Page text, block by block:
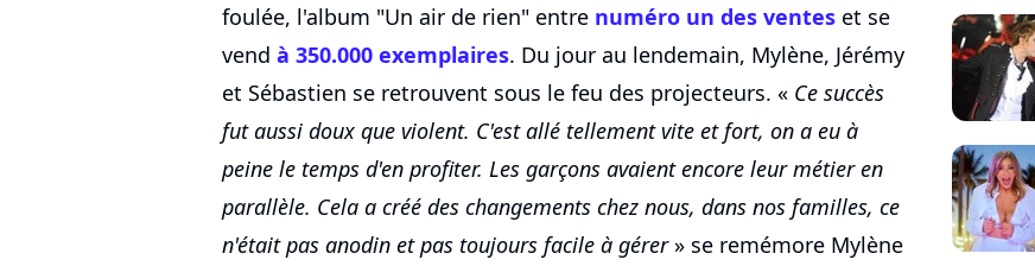
foulée, l'album "Un air de rien" entre numéro un des ventes et se
vend à 350.000 exemplaires. Du jour au lendemain, Mylène, Jérémy
et Sébastien se retrouvent sous le feu des projecteurs. « Ce succès
fut aussi doux que violent. C'est allé tellement vite et fort, on a eu à
peine le temps d'en profiter. Les garçons avaient encore leur métier en
parallèle. Cela a créé des changements chez nous, dans nos familles, ce
n'était pas anodin et pas toujours facile à gérer» se remémore Mylène